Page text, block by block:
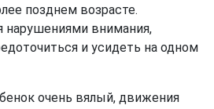
позднем возрасте.
нарушениями внимания,
и усидеть на одном
очень вялый, движения